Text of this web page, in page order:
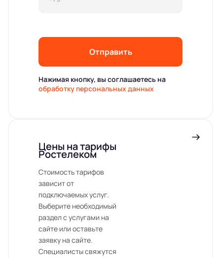
Отправить
Нажимая кнопку, вы соглашаетесь на
обработку персональных данных
Цены на тарифы
Ростелеком
Стоимость тарифов
зависит от
подключаемых услуг.
Выберите необходимый
раздел с услугами на
сайте или оставьте
заявку на сайте.
Специалисты свяжутся